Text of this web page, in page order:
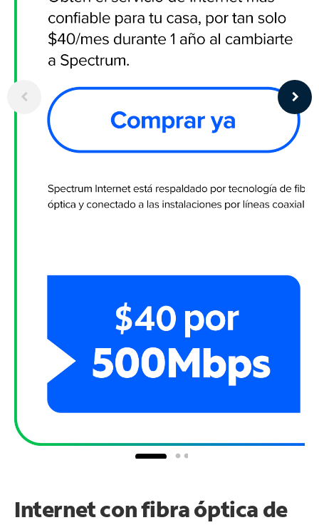
Internet con fibra óptica de